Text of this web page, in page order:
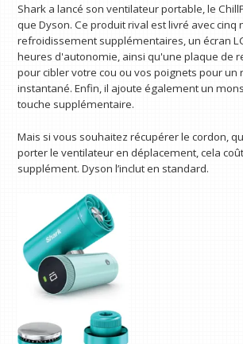
Shark a lancé son ventilateur portable, le
que Dyson. Ce produit rival est livré avec cinq
refroidissement supplémentaires, un écran
heures d'autonomie, ainsi qu'une plaque de
pour cibler votre cou ou vos poignets pour
instantané. Enfin, il ajoute également un
touche supplémentaire.
Mais si vous souhaitez récupérer le cordon,
porter le ventilateur en déplacement, cela
supplément. Dyson l’inclut en standard.